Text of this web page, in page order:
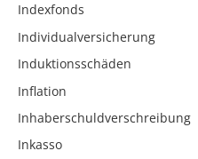
Indexfonds
Individualversicherung
Induktionsschäden
Inflation
Inhaberschuldverschreibung
Inkasso